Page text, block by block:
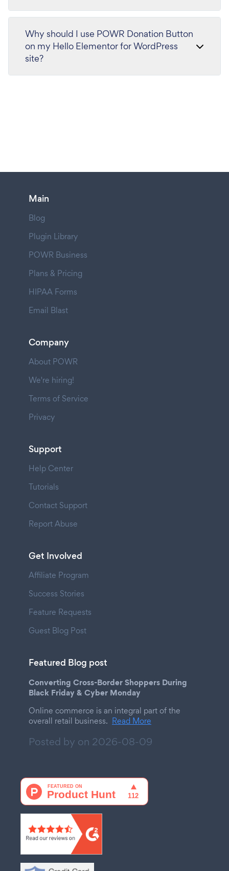
Why should I use POWR Donation Button
on my Hello Elementor for WordPress
site?
Main
Blog
Plugin Library
POWR Business
Plans & Pricing
HIPAA Forms
Email Blast
Company
About POWR
We're hiring!
Terms of Service
Privacy
Support
Help Center
Tutorials
Contact Support
Report Abuse
Get Involved
Affiliate Program
Success Stories
Feature Requests
Guest Blog Post
Featured Blog post
Converting Cross-Border Shoppers During
Black Friday & Cyber Monday
Online commerce is an integral part of the
overall retail business. Read More
Posted by on 2026-08-09